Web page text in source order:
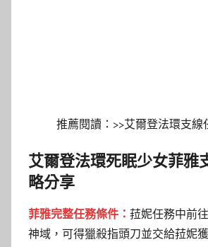
推薦閱讀： >>艾爾登法環支線
艾爾登法環死眠少女菲雅
略分享
菲雅完整任務條件： 菈妮任務中前
神域，可得獵殺指頭刀並交給菈妮